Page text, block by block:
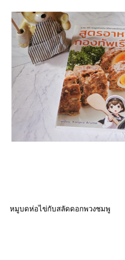
หมูบดห่อไข่กับสลัดดอกพวงชมพู